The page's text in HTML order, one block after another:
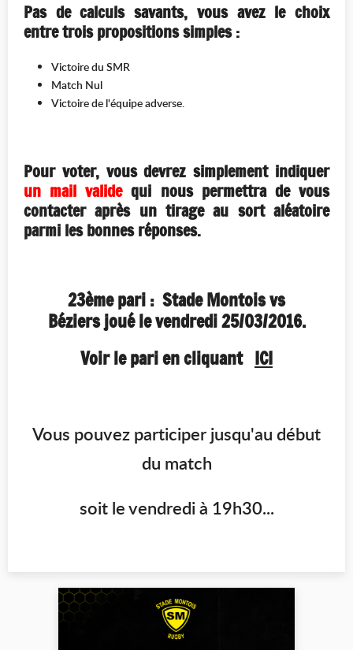
Pas de calculs savants, vous avez le choix
entre trois propositions simples :
Victoire du SMR
Match Nul
Victoire de l'équipe adverse.
Pour voter, vous devrez simplement indiquer
un mail validequi nous permettra de vous
contacter après un tirage au sort aléatoire
parmi les bonnes réponses.
23ème pari : Stade Montois vs
Béziers joué le vendredi 25/03/2016.
Voir le pari en cliquant ICI
Vous pouvez participer jusqu'au début
du match
soit le vendredi à 19h30...